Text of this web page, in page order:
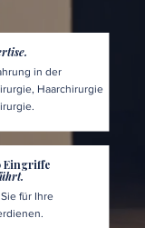
in der
Haarchirurgie
Eingriffe
für Ihre